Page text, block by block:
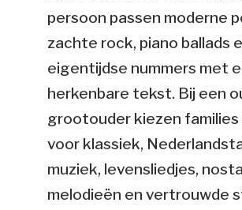
persoon passen moderne
zachte rock, piano ballads
eigentijdse nummers met
herkenbare tekst. Bij een
grootouder kiezen
voor klassiek,
muziek, levensliedjes,
melodieën en vertrouwde